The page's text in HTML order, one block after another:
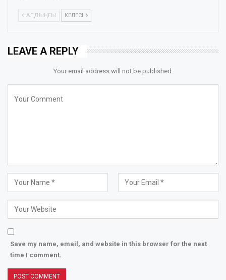
АЛДЫҢҒЫ КЕЛЕСІ
LEAVE A REPLY
Your email address will not be published.
Save my name, email, and website in this browser for the next
time I comment.